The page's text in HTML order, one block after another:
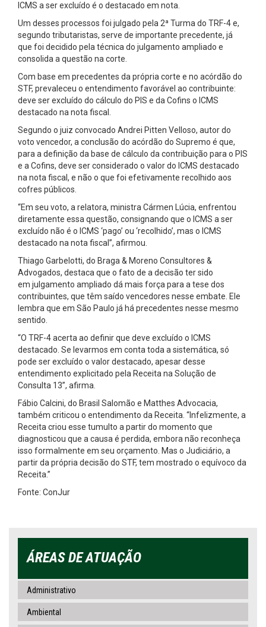
ICMS a ser excluído é o destacado em nota.
Um desses processos foi julgado pela 2ª Turma do TRF-4 e,
segundo tributaristas, serve de importante precedente, já
que foi decidido pela técnica do julgamento ampliado e
consolida a questão na corte.
Com base em precedentes da própria corte e no acórdão do
STF, prevaleceu o entendimento favorável ao contribuinte:
deve ser excluído do cálculo do PIS e da Cofins o ICMS
destacado na nota fiscal.
Segundo o juiz convocado Andrei Pitten Velloso, autor do
voto vencedor, a conclusão do acórdão do Supremo é que,
para a definição da base de cálculo da contribuição para o PIS
e a Cofins, deve ser considerado o valor do ICMS destacado
na nota fiscal, e não o que foi efetivamente recolhido aos
cofres públicos.
“Em seu voto, a relatora, ministra Cármen Lúcia, enfrentou
diretamente essa questão, consignando que o ICMS a ser
excluído não é o ICMS ‘pago’ ou ‘recolhido’, mas o ICMS
destacado na nota fiscal”, afirmou.
Thiago Garbelotti, do Braga & Moreno Consultores &
Advogados, destaca que o fato de a decisão ter sido
em julgamento ampliado dá mais força para a tese dos
contribuintes, que têm saído vencedores nesse embate. Ele
lembra que em São Paulo já há precedentes nesse mesmo
sentido.
“O TRF-4 acerta ao definir que deve excluído o ICMS
destacado. Se levarmos em conta toda a sistemática, só
pode ser excluído o valor destacado, apesar desse
entendimento explicitado pela Receita na Solução de
Consulta 13”, afirma.
Fábio Calcini, do Brasil Salomão e Matthes Advocacia,
também criticou o entendimento da Receita. “Infelizmente, a
Receita criou esse tumulto a partir do momento que
diagnosticou que a causa é perdida, embora não reconheça
isso formalmente em seu orçamento. Mas o Judiciário, a
partir da própria decisão do STF, tem mostrado o equívoco da
Receita.”
Fonte: ConJur
ÁREAS DE ATUAÇÃO
Administrativo
Ambiental